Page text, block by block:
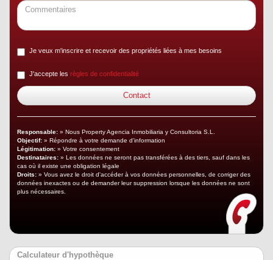
Je veux m'inscrire et recevoir des propriétés liées à mes besoins
J'accepte les règles de confidentialité
Responsable: » Nous Property Agencia Inmobiliaria y Consultoria S.L.
Objectif: » Répondre à votre demande d'information
Légitimation: » Votre consentement
Destinataires: » Les données ne seront pas transférées à des tiers, sauf dans les
cas où il existe une obligation légale
Droits: » Vous avez le droit d'accéder à vos données personnelles, de corriger des
données inexactes ou de demander leur suppression lorsque les données ne sont
plus nécessaires.
Calculateur d'hypothèque